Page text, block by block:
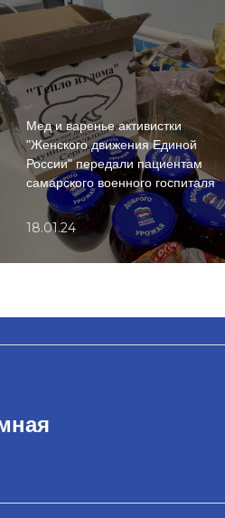
Мед и варенье активистки
"Женского движения Единой
России" передали пациентам
самарского военного госпиталя
18.01.24